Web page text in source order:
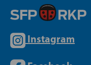
Instagram